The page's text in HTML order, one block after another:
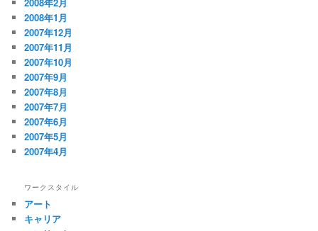
2008年2月
2008年1月
2007年12月
2007年11月
2007年10月
2007年9月
2007年8月
2007年7月
2007年6月
2007年5月
2007年4月
ワークスタイル
アート
キャリア